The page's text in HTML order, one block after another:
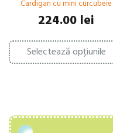
Cardigan cu mini curcubeie
224.00 lei
Selectează opțiunile